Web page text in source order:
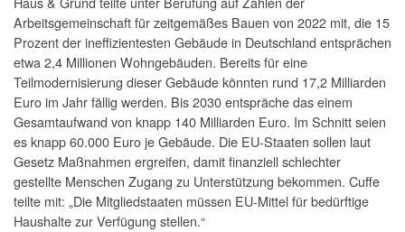
Arbeitsgemeinschaft für zeitgemäßes Bauen von 2022 mit, die 15
Prozent der ineffizientesten Gebäude in Deutschland entsprächen
etwa 2,4 Millionen Wohngebäuden. Bereits für eine
Teilmodernisierung dieser Gebäude könnten rund 17,2 Milliarden
Euro im Jahr fällig werden. Bis 2030 entspräche das einem
Gesamtaufwand von knapp 140 Milliarden Euro. Im Schnitt seien
es knapp 60.000 Euro je Gebäude. Die EU-Staaten sollen laut
Gesetz Maßnahmen ergreifen, damit finanziell schlechter
gestellte Menschen Zugang zu Unterstützung bekommen. Cuffe
teilte mit: „Die Mitgliedstaaten müssen EU-Mittel für bedürftige
Haushalte zur Verfügung stellen.“